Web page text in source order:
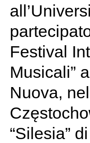
Festival
Musicali”
Nuova,
“Silesia”